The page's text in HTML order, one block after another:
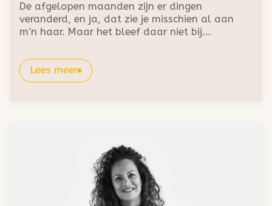
De afgelopen maanden zijn er dingen
veranderd, en ja, dat zie je misschien al aan
m’n haar. Maar het bleef daar niet bij...
Lees meer